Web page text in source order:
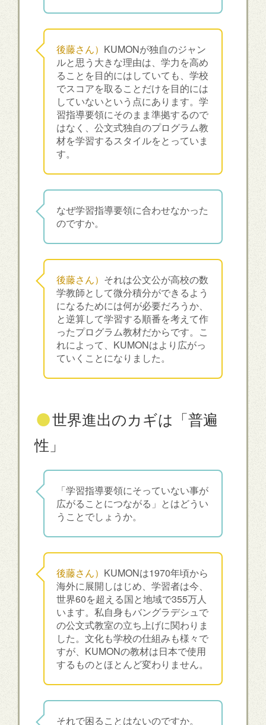
後藤さん） KUMONが独自のジャン
ルと思う大きな理由は、学力を高め
ることを目的にはしていても、学校
でスコアを取ることだけを目的には
していないという点にあります。学
習指導要領にそのまま準拠するので
はなく、公文式独自のプログラム教
材を学習するスタイルをとっていま
す。
なぜ学習指導要領に合わせなかった
のですか。
後藤さん） それは公文公が高校の数
学教師として微分積分ができるよう
になるためには何が必要だろうか、
と逆算して学習する順番を考えて作
ったプログラム教材だからです。こ
れによって、KUMONはより広がっ
ていくことになりました。
●世界進出のカギは「普遍
性」
「学習指導要領にそっていない事が
広がることにつながる」とはどうい
うことでしょうか。
後藤さん） KUMONは1970年頃から
海外に展開しはじめ、学習者は今、
世界60を超える国と地域で355万人
います。私自身もバングラデシュで
の公文式教室の立ち上げに関わりま
した。文化も学校の仕組みも様々で
すが、KUMONの教材は日本で使用
するものとほとんど変わりません。
それで困ることはないのですか。